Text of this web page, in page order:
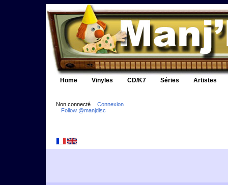
Home Vinyles CD/K7 Séries Artistes
Non connecté
Connexion
Follow @manjdisc